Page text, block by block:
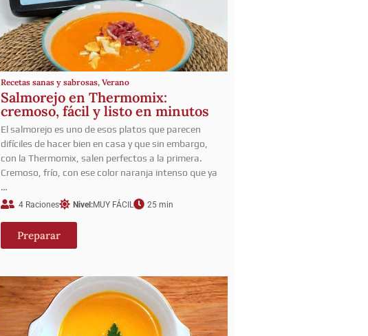
Recetas sanas y sabrosas, Verano
Salmorejo en Thermomix:
cremoso, fácil y listo en minutos
El salmorejo es uno de esos platos que parecen
difíciles de hacer bien en casa y que sin embargo,
con la Thermomix, salen perfectos a la primera.
Cremoso, frío, con ese color naranja intenso que ya
…
4 Raciones Nivel:MUY FÁCIL 25 min
Preparar